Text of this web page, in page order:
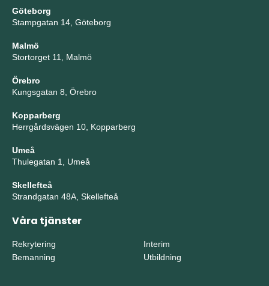
Göteborg
Stampgatan 14, Göteborg
Malmö
Stortorget 11, Malmö
Örebro
Kungsgatan 8, Örebro
Kopparberg
Herrgårdsvägen 10, Kopparberg
Umeå
Thulegatan 1, Umeå
Skellefteå
Strandgatan 48A, Skellefteå
Våra tjänster
Rekrytering
Bemanning
Interim
Utbildning